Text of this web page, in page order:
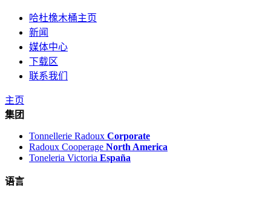
哈杜橡木桶主页
新闻
媒体中心
下载区
联系我们
主页
集团
Tonnellerie Radoux Corporate
Radoux Cooperage North America
Toneleria Victoria España
语言